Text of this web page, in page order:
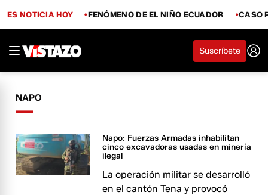
ES NOTICIA HOY FENÓMENO DE EL NIÑO ECUADOR CASO
Suscríbete
NAPO
Napo: Fuerzas Armadas inhabilitan
cinco excavadoras usadas en minería
ilegal
La operación militar se desarrolló
en el cantón Tena y provocó